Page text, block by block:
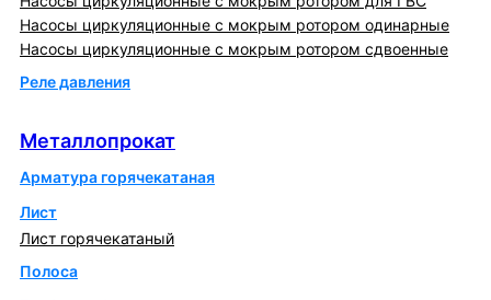
Насосы циркуляционные с мокрым ротором одинарные
Насосы циркуляционные с мокрым ротором сдвоенные
Реле давления
Металлопрокат
Арматура горячекатаная
Лист
Лист горячекатаный
Полоса